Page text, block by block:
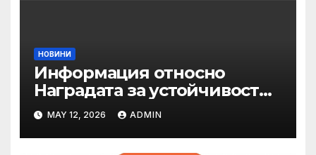
НОВИНИ
Информация относно
Наградата за устойчивост
на ОАЕ „Зайед“
MAY 12, 2026 ADMIN